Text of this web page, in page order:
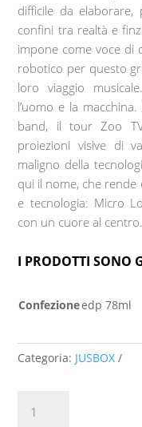
difficile da
confini tra realtà e
impone come voce di
robotico per questo
loro viaggio
l’uomo e la
band, il tour Zoo
proiezioni visive di
maligno della
qui il nome, che
e tecnologia: Micro
con un cuore al centro.
I PRODOTTI SONO
Confezioneedp 78ml
Categoria: JUSBOX
LOVE